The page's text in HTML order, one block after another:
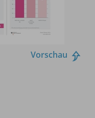
Vorschau